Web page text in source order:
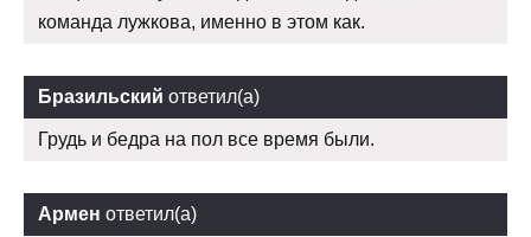
команда лужкова, именно в этом как.
Бразильский ответил(а)
Грудь и бедра на пол все время были.
Армен ответил(а)